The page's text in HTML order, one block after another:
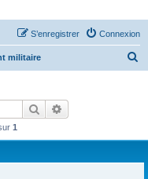
Connexion
S’enregistrer
militaire
Rechercher
1